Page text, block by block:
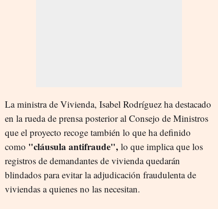
La ministra de Vivienda, Isabel Rodríguez ha destacado
en la rueda de prensa posterior al Consejo de Ministros
que el proyecto recoge también lo que ha definido
como "cláusula antifraude", lo que implica que los
registros de demandantes de vivienda quedarán
blindados para evitar la adjudicación fraudulenta de
viviendas a quienes no las necesitan.